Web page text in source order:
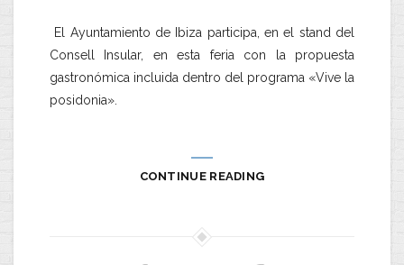
El Ayuntamiento de Ibiza participa, en el stand del
Consell Insular, en esta feria con la propuesta
gastronómica incluida dentro del programa «Vive la
posidonia».
CONTINUE READING